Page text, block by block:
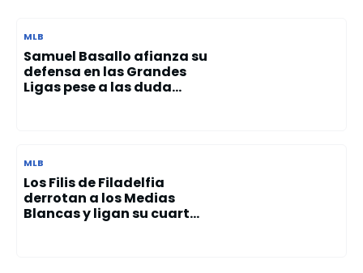
MLB
Samuel Basallo afianza su
defensa en las Grandes
Ligas pese a las duda...
MLB
Los Filis de Filadelfia
derrotan a los Medias
Blancas y ligan su cuart...